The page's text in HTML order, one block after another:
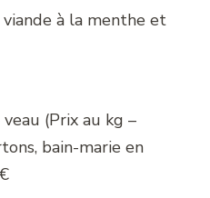
à la menthe et
(Prix au kg –
bain-marie en